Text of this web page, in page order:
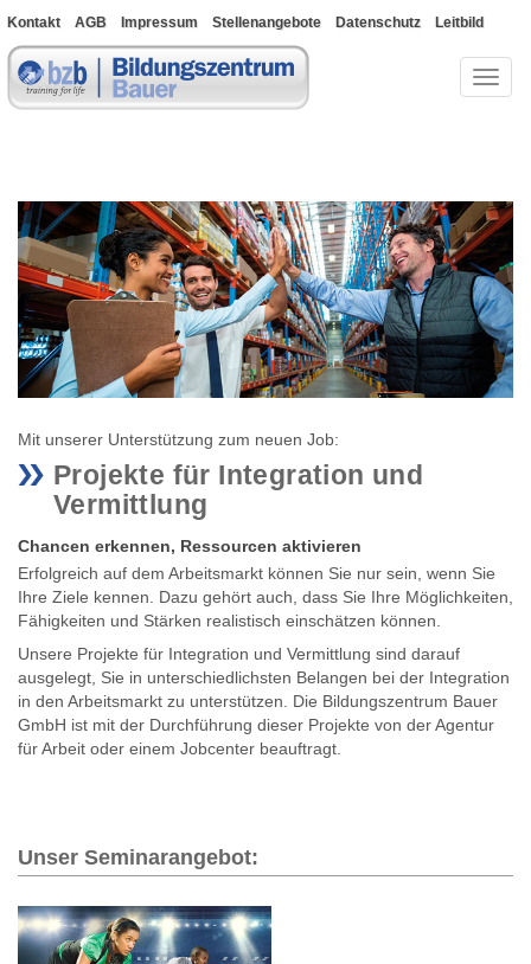
Kontakt AGB Impressum Stellenangebote Datenschutz
Leitbild
Bewerberportal
Mit unserer Unterstützung zum neuen Job:
Projekte für Integration und
Vermittlung
Chancen erkennen, Ressourcen aktivieren
Erfolgreich auf dem Arbeitsmarkt können Sie nur sein, wenn Sie
Ihre Ziele kennen. Dazu gehört auch, dass Sie Ihre Möglichkeiten,
Fähigkeiten und Stärken realistisch einschätzen können.
Unsere Projekte für Integration und Vermittlung sind darauf
ausgelegt, Sie in unterschiedlichsten Belangen bei der Integration
in den Arbeitsmarkt zu unterstützen. Die Bildungszentrum Bauer
GmbH ist mit der Durchführung dieser Projekte von der Agentur
für Arbeit oder einem Jobcenter beauftragt.
Unser Seminarangebot: